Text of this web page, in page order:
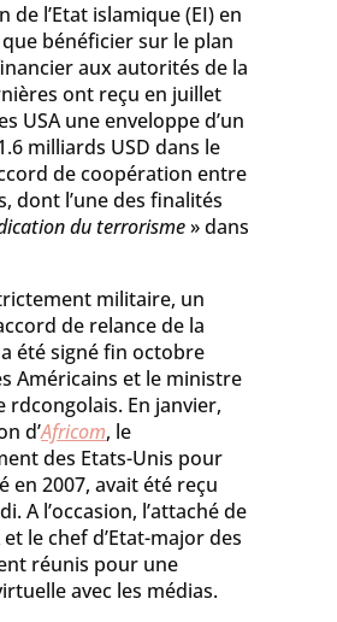
de l’Etat islamique (EI) en
que bénéficier sur le plan
aux autorités de la
ont reçu en juillet
USA une enveloppe d’un
milliards USD dans le
de coopération entre
dont l’une des finalités
du terrorisme» dans
militaire, un
de relance de la
été signé fin octobre
Américains et le ministre
rdcongolais. En janvier,
d’Africom, le
des Etats-Unis pour
en 2007, avait été reçu
A l’occasion, l’attaché de
le chef d’Etat-major des
réunis pour une
avec les médias.